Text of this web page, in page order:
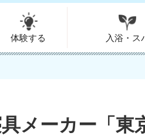
体験する 入浴・ス
メーカー「東